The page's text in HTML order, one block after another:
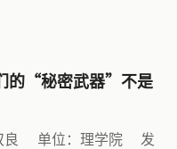
的“秘密武器”不是
良 单位：理学院
发